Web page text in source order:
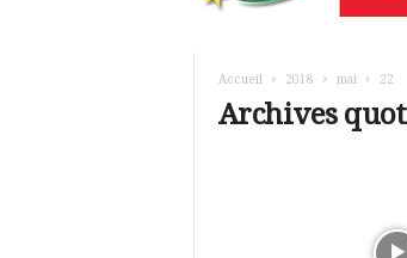
i
Accueil 2018 mai 22
Archives